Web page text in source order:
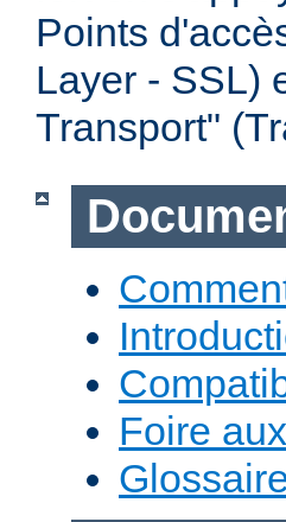
Points
Layer - SSL)
Transport"
Foire